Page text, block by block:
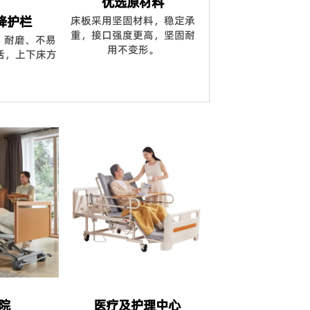
护栏
耐磨、不易
，上下床方
床板采用坚固材料，稳定承
重，接口强度更高，坚固耐
用不变形。
医疗及护理中心